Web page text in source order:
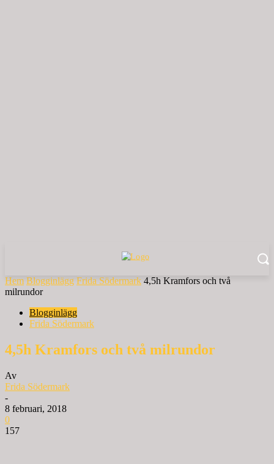
Hem Blogginlägg Frida Södermark 4,5h Kramfors och två
milrundor
Blogginlägg
Frida Södermark
4,5h Kramfors och två milrundor
Av
Frida Södermark
-
8 februari, 2018
0
157